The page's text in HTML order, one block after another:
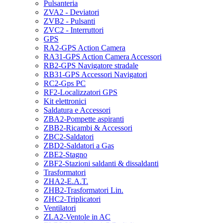
Pulsanteria
ZVA2 - Deviatori
ZVB2 - Pulsanti
ZVC2 - Interruttori
GPS
RA2-GPS Action Camera
RA31-GPS Action Camera Accessori
RB2-GPS Navigatore stradale
RB31-GPS Accessori Navigatori
RC2-Gps PC
RF2-Localizzatori GPS
Kit elettronici
Saldatura e Accessori
ZBA2-Pompette aspiranti
ZBB2-Ricambi & Accessori
ZBC2-Saldatori
ZBD2-Saldatori a Gas
ZBE2-Stagno
ZBF2-Stazioni saldanti & dissaldanti
Trasformatori
ZHA2-E.A.T.
ZHB2-Trasformatori Lin.
ZHC2-Triplicatori
Ventilatori
ZLA2-Ventole in AC